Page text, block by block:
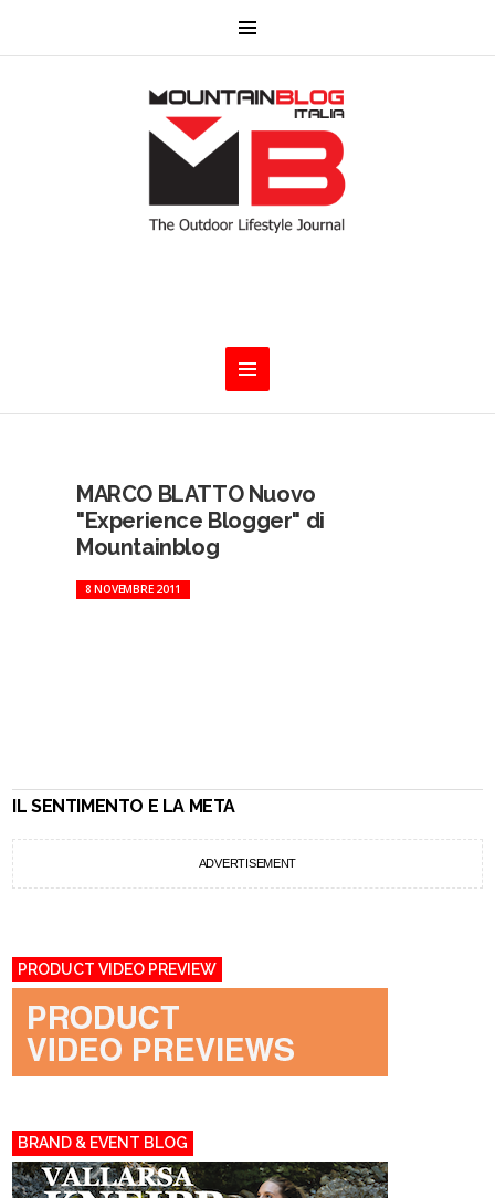
MARCO BLATTO Nuovo
"Experience Blogger" di
Mountainblog
8 NOVEMBRE 2011
IL SENTIMENTO E LA META
ADVERTISEMENT
PRODUCT VIDEO PREVIEW
BRAND & EVENT BLOG